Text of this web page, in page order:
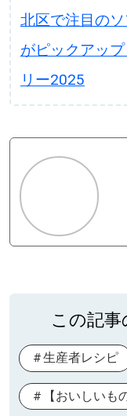
北区で注目の
がピックアッ
リー2025
この記
生産者レシピ
【おいしいも